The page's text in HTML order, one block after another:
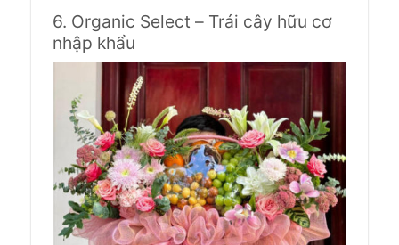
6. Organic Select – Trái cây hữu cơ
nhập khẩu